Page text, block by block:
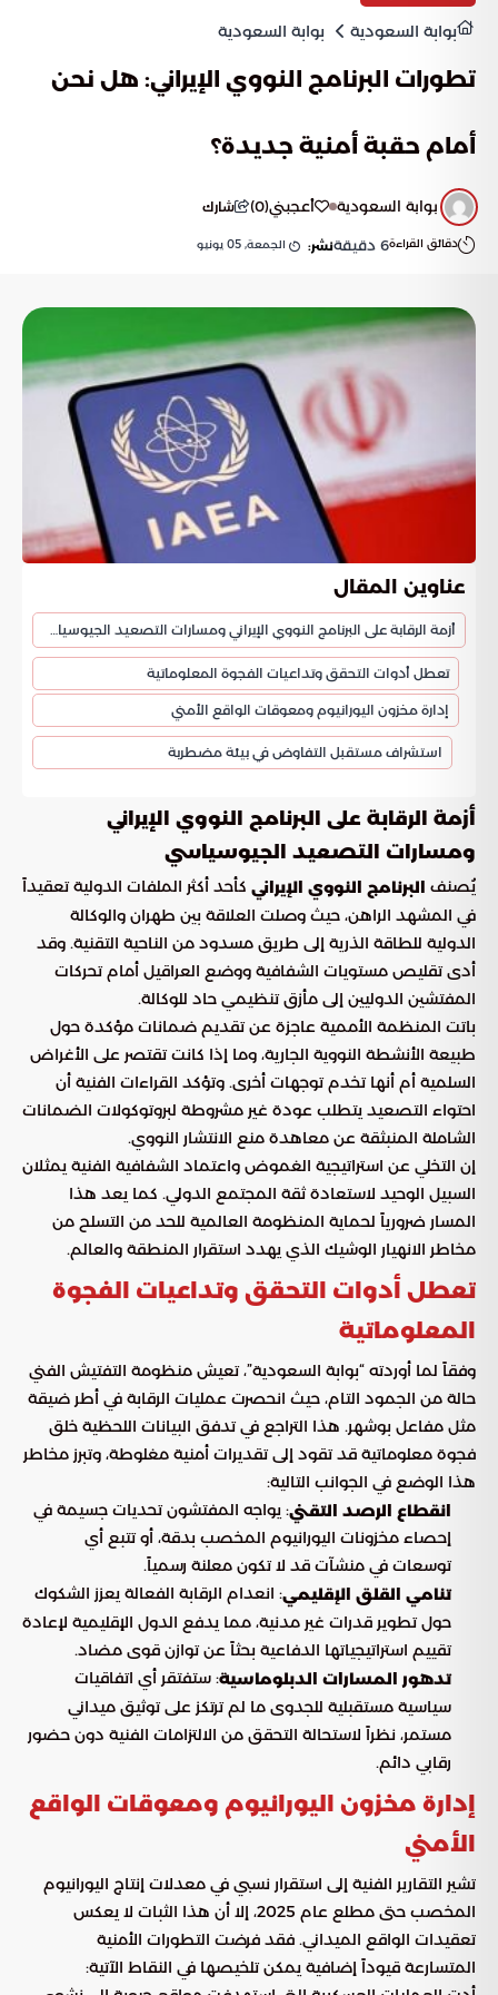
بوابة السعودية بوابة السعودية
تطورات البرنامج النووي الإيراني: هل نحن
أمام حقبة أمنية جديدة؟
بوابة السعودية أعجبني(
0
) شارك
دقائق القراءة6 دقيقةنشر: الجمعة, 05 يونيو
عناوين المقال
تعطل أدوات التحقق وتداعيات الفجوة المعلوماتية
إدارة مخزون اليورانيوم ومعوقات الواقع الأمني
استشراف مستقبل التفاوض في بيئة مضطربة
أزمة الرقابة على البرنامج النووي الإيراني
ومسارات التصعيد الجيوسياسي
يُصنف البرنامج النووي الإيراني كأحد أكثر الملفات الدولية تعقيداً
في المشهد الراهن، حيث وصلت العلاقة بين طهران والوكالة
الدولية للطاقة الذرية إلى طريق مسدود من الناحية التقنية. وقد
أدى تقليص مستويات الشفافية ووضع العراقيل أمام تحركات
المفتشين الدوليين إلى مأزق تنظيمي حاد للوكالة.
باتت المنظمة الأممية عاجزة عن تقديم ضمانات مؤكدة حول
طبيعة الأنشطة النووية الجارية، وما إذا كانت تقتصر على الأغراض
السلمية أم أنها تخدم توجهات أخرى. وتؤكد القراءات الفنية أن
احتواء التصعيد يتطلب عودة غير مشروطة لبروتوكولات الضمانات
الشاملة المنبثقة عن معاهدة منع الانتشار النووي.
إن التخلي عن استراتيجية الغموض واعتماد الشفافية الفنية يمثلان
السبيل الوحيد لاستعادة ثقة المجتمع الدولي. كما يعد هذا
المسار ضرورياً لحماية المنظومة العالمية للحد من التسلح من
مخاطر الانهيار الوشيك الذي يهدد استقرار المنطقة والعالم.
تعطل أدوات التحقق وتداعيات الفجوة
المعلوماتية
وفقاً لما أوردته “بوابة السعودية”، تعيش منظومة التفتيش الفني
حالة من الجمود التام، حيث انحصرت عمليات الرقابة في أطر ضيقة
مثل مفاعل بوشهر. هذا التراجع في تدفق البيانات اللحظية خلق
فجوة معلوماتية قد تقود إلى تقديرات أمنية مغلوطة، وتبرز مخاطر
هذا الوضع في الجوانب التالية:
انقطاع الرصد التقني: يواجه المفتشون تحديات جسيمة في
إحصاء مخزونات اليورانيوم المخصب بدقة، أو تتبع أي
توسعات في منشآت قد لا تكون معلنة رسمياً.
تنامي القلق الإقليمي: انعدام الرقابة الفعالة يعزز الشكوك
حول تطوير قدرات غير مدنية، مما يدفع الدول الإقليمية لإعادة
تقييم استراتيجياتها الدفاعية بحثاً عن توازن قوى مضاد.
تدهور المسارات الدبلوماسية: ستفتقر أي اتفاقيات
سياسية مستقبلية للجدوى ما لم ترتكز على توثيق ميداني
مستمر، نظراً لاستحالة التحقق من الالتزامات الفنية دون حضور
رقابي دائم.
إدارة مخزون اليورانيوم ومعوقات الواقع
الأمني
تشير التقارير الفنية إلى استقرار نسبي في معدلات إنتاج اليورانيوم
المخصب حتى مطلع عام 2025، إلا أن هذا الثبات لا يعكس
تعقيدات الواقع الميداني. فقد فرضت التطورات الأمنية
المتسارعة قيوداً إضافية يمكن تلخيصها في النقاط الآتية: